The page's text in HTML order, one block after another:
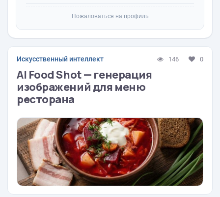
Пожаловаться на профиль
Искусственный интеллект 146 0
AI Food Shot — генерация
изображений для меню
ресторана